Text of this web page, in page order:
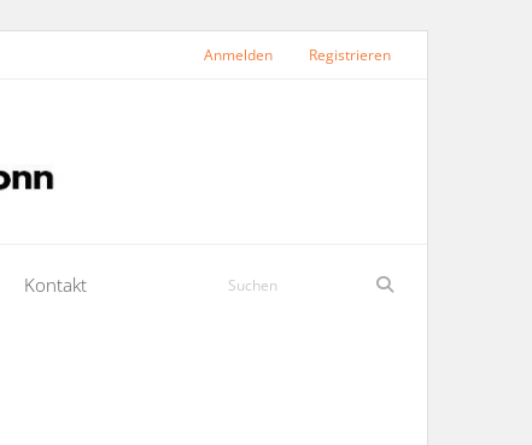
Anmelden Registrieren
Kontakt